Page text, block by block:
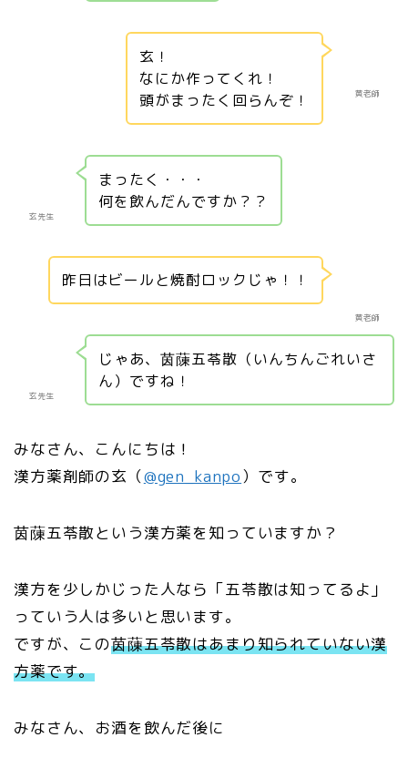
黄老師
玄！
なにか作ってくれ！
頭がまったく回らんぞ！
玄先生
まったく・・・
何を飲んだんですか？？
黄老師
昨日はビールと焼酎ロックじゃ！！
玄先生
じゃあ、茵蔯五苓散（いんちんごれいさ
ん）ですね！
みなさん、こんにちは！
漢方薬剤師の玄（@gen_kanpo）です。
茵蔯五苓散という漢方薬を知っていますか？
漢方を少しかじった人なら「五苓散は知ってるよ」
っていう人は多いと思います。
ですが、この茵蔯五苓散はあまり知られていない漢
方薬です。
みなさん、お酒を飲んだ後に